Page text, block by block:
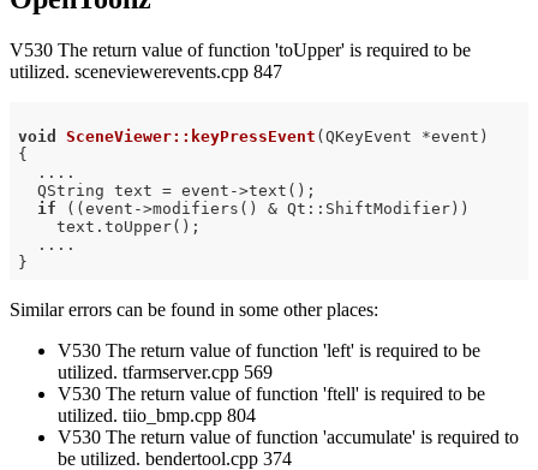
V530 The return value of function 'toUpper' is required to be
utilized. sceneviewerevents.cpp 847
void SceneViewer::keyPressEvent (QKeyEvent *event)
{
  ....
  QString text = event->text();
if ((event->modifiers() & Qt::ShiftModifier))
    text.toUpper();
  ....
Similar errors can be found in some other places:
V530 The return value of function 'left' is required to be
utilized. tfarmserver.cpp 569
V530 The return value of function 'ftell' is required to be
utilized. tiio_bmp.cpp 804
V530 The return value of function 'accumulate' is required to
be utilized. bendertool.cpp 374